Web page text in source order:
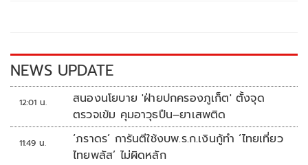
k k
NEWS UPDATE
12:01 น.
สนองนโยบาย 'ฝ่ายปกครองภูเก็ต' ตั้งจุด
ตรวจเข้ม คุมอาวุธปืน–ยาเสพติด
11:49 น.
‘ภราดร’ การันตีใช้งบพ.ร.ก.เงินกู้ทำ ‘ไทยเที่ยว
ไทยพลัส’ ไม่ผิดหลัก